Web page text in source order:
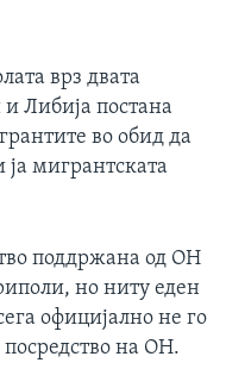
врз двата
Либија постана
во обид да
ја мигрантската
поддржана од ОН
но ниту еден
официјално не го
на ОН.